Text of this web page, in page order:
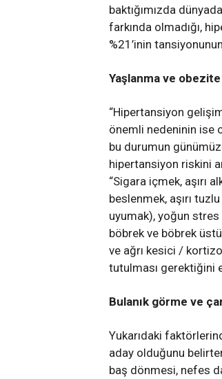
baktığımızda
farkında olmadığı,
%21’inin
Yaşlanma ve
“Hipertansiyon
önemli nedeninin ise
bu durumun
hipertansiyon riskini
“Sigara içmek, aşırı
beslenmek, aşırı
uyumak), yoğun stres
böbrek ve böbrek üstü
ve ağrı kesici /
tutulması gerektiğini
Bulanık görme ve
Yukarıdaki
aday olduğunu
baş dönmesi, nefes